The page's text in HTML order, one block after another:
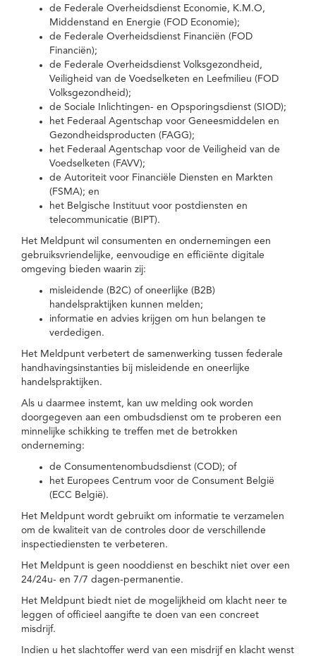
de Federale Overheidsdienst Economie, K.M.O,
Middenstand en Energie (FOD Economie);
de Federale Overheidsdienst Financiën (FOD
Financiën);
de Federale Overheidsdienst Volksgezondheid,
Veiligheid van de Voedselketen en Leefmilieu (FOD
Volksgezondheid);
de Sociale Inlichtingen- en Opsporingsdienst (SIOD);
het Federaal Agentschap voor Geneesmiddelen en
Gezondheidsproducten (FAGG);
het Federaal Agentschap voor de Veiligheid van de
Voedselketen (FAVV);
de Autoriteit voor Financiële Diensten en Markten
(FSMA); en
het Belgische Instituut voor postdiensten en
telecommunicatie (BIPT).
Het Meldpunt wil consumenten en ondernemingen een
gebruiksvriendelijke, eenvoudige en efficiënte digitale
omgeving bieden waarin zij:
misleidende (B2C) of oneerlijke (B2B)
handelspraktijken kunnen melden;
informatie en advies krijgen om hun belangen te
verdedigen.
Het Meldpunt verbetert de samenwerking tussen federale
handhavingsinstanties bij misleidende en oneerlijke
handelspraktijken.
Als u daarmee instemt, kan uw melding ook worden
doorgegeven aan een ombudsdienst om te proberen een
minnelijke schikking te treffen met de betrokken
onderneming:
de Consumentenombudsdienst (COD); of
het Europees Centrum voor de Consument België
(ECC België).
Het Meldpunt wordt gebruikt om informatie te verzamelen
om de kwaliteit van de controles door de verschillende
inspectiediensten te verbeteren.
Het Meldpunt is geen nooddienst en beschikt niet over een
24/24u- en 7/7 dagen-permanentie.
Het Meldpunt biedt niet de mogelijkheid om klacht neer te
leggen of officieel aangifte te doen van een concreet
misdrijf.
Indien u het slachtoffer werd van een misdrijf en klacht wenst